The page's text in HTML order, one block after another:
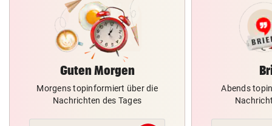
Guten Morgen
Morgens topinformiert über die
Nachrichten des Tages
Abends